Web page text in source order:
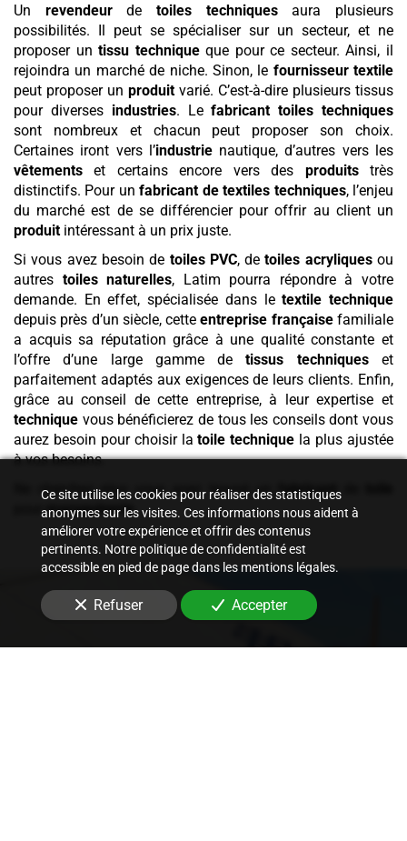
Un revendeurdetoiles techniquesaura plusieurs
possibilités. Il peut se spécialiser sur un secteur, et ne
proposer untissu techniqueque pour ce secteur. Ainsi, il
rejoindra un marché de niche. Sinon, le fournisseur textile
peut proposer un produit varié. C’est-à-dire plusieurs tissus
pour diverses industries. Lefabricant toiles techniques
sont nombreux et chacun peut proposer son choix.
Certaines iront vers l’industrienautique, d’autres vers les
vêtements et certains encore vers des produitstrès
distinctifs. Pour unfabricant de textiles techniques, l’enjeu
du marché est de se différencier pour offrir au client un
produit intéressant à un prix juste.
Si vous avez besoin de toiles PVC, detoiles acryliquesou
autres toiles naturelles, Latim pourra répondre à votre
demande. En effet, spécialisée dans letextile technique
depuis près d’un siècle, cetteentreprise françaisefamiliale
a acquis sa réputation grâce à une qualité constante et
l’offre d’une large gamme detissus techniqueset
parfaitement adaptés aux exigences de leurs clients. Enfin,
grâce au conseil de cette entreprise, à leur expertise et
technique vous bénéficierez de tous les conseils dont vous
aurez besoin pour choisir latoile technique la plus ajustée
à vos besoins.
Ne cherchez plus vous avez trouvé unfabricant
pourmaroquinerie.
Ce site utilise les cookies pour réaliser des statistiques
anonymes sur les visites. Ces informations nous aident à
améliorer votre expérience et offrir des contenus
pertinents. Notre politique de confidentialité est
accessible en pied de page dans les mentions légales.
Refuser Accepter